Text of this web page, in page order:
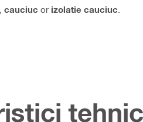
cauciuc or izolatie cauciuc